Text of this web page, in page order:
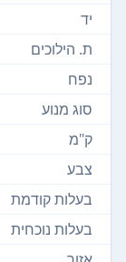
יד
ת. הילוכים
נפח
סוג מנוע
ק"מ
צבע
בעלות קודמת
בעלות נוכחית